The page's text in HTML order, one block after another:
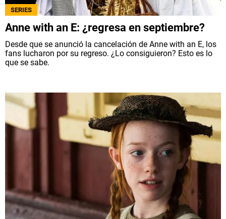
SERIES
Anne with an E: ¿regresa en septiembre?
Desde que se anunció la cancelación de Anne with an E, los
fans lucharon por su regreso. ¿Lo consiguieron? Esto es lo
que se sabe.